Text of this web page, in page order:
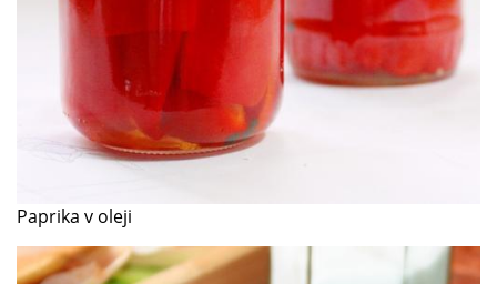
Paprika v oleji